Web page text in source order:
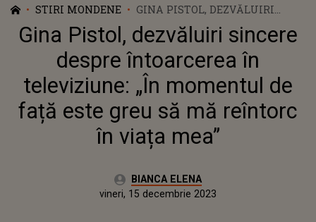
STIRI MONDENE
GINA PISTOL, DEZVĂLUIRI
SINCERE DESPRE ÎNTOARCEREA
ÎN TELEVIZIUNE: „ÎN
MOMENTUL DE FAȚĂ ESTE
GREU SĂ MĂ REÎNTORC ÎN
VIAȚA MEA”
Gina Pistol, dezvăluiri sincere
despre întoarcerea în
televiziune: „În momentul de
față este greu să mă reîntorc
în viața mea”
Autor:BIANCA ELENA
joi, 15 decembrie 2022Actualizat:
vineri, 15 decembrie 2023